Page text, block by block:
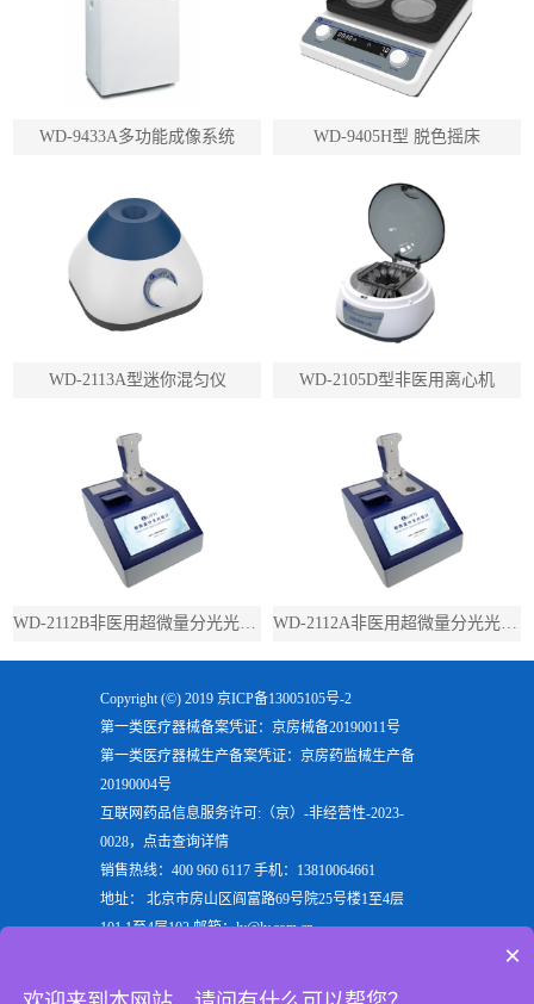
WD-9433A多功能成像系统 WD-9405H型 脱色摇床
WD-2113A型迷你混匀仪 WD-2105D型非医用离心机
WD-2112B非医用超微量分光光度计（带荧光） WD-2112A非医用超微量分光光度计（不带荧光）
Copyright (©) 2019 京ICP备13005105号-2
第一类医疗器械备案凭证：京房械备20190011号
第一类医疗器械生产备案凭证：京房药监械生产备
20190004号
互联网药品信息服务许可:（京）-非经营性-2023-
0028，点击查询详情
销售热线：400 960 6117 手机：13810064661
地址： 北京市房山区阎富路69号院25号楼1至4层
101,1至4层102 邮箱：ly@ly.com.cn
×